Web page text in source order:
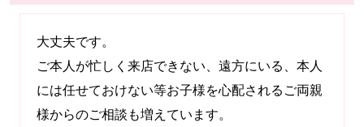
大丈夫です。
ご本人が忙しく来店できない、遠方にいる、本人
には任せておけない等お子様を心配されるご両親
様からのご相談も増えています。